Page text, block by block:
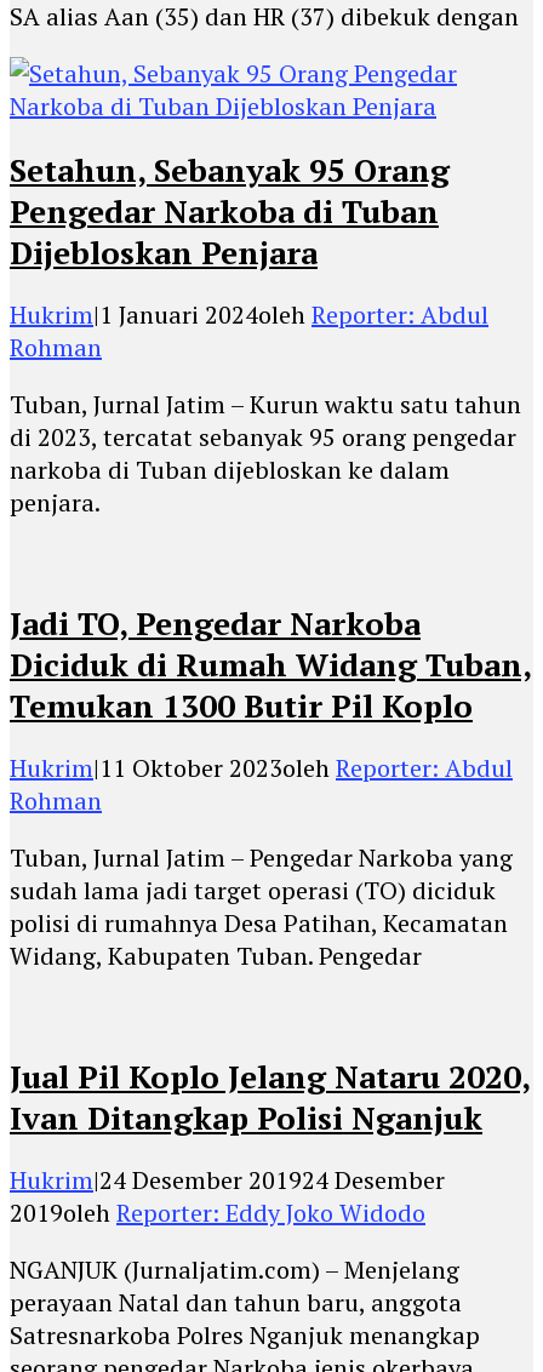
SA alias Aan (35) dan HR (37) dibekuk dengan
Setahun, Sebanyak 95 Orang
Pengedar Narkoba di Tuban
Dijebloskan Penjara
Hukrim|1 Januari 2024olehReporter: Abdul
Rohman
Tuban, Jurnal Jatim – Kurun waktu satu tahun
di 2023, tercatat sebanyak 95 orang pengedar
narkoba di Tuban dijebloskan ke dalam
penjara.
Jadi TO, Pengedar Narkoba
Diciduk di Rumah Widang Tuban,
Temukan 1300 Butir Pil Koplo
Hukrim|11 Oktober 2023olehReporter: Abdul
Rohman
Tuban, Jurnal Jatim – Pengedar Narkoba yang
sudah lama jadi target operasi (TO) diciduk
polisi di rumahnya Desa Patihan, Kecamatan
Widang, Kabupaten Tuban. Pengedar
Jual Pil Koplo Jelang Nataru 2020,
Ivan Ditangkap Polisi Nganjuk
Hukrim|24 Desember 201924 Desember
2019olehReporter: Eddy Joko Widodo
NGANJUK (Jurnaljatim.com) – Menjelang
perayaan Natal dan tahun baru, anggota
Satresnarkoba Polres Nganjuk menangkap